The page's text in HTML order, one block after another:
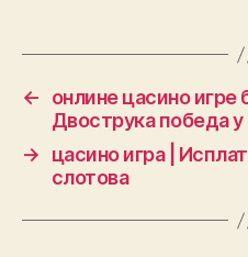
←
онлине цасино игре
Двострука победа у
→
цасино игра |
слотова